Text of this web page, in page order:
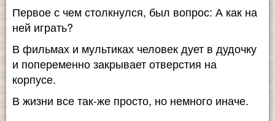
Подарок автору
Первое с чем столкнулся, был вопрос: А как на
ней играть?
В фильмах и мультиках человек дует в дудочку
и попеременно закрывает отверстия на
корпусе.
В жизни все так-же просто, но немного иначе.